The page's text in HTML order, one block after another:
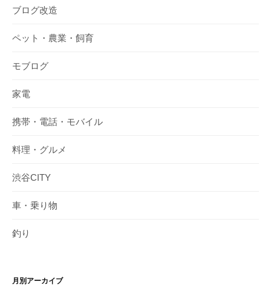
ブログ改造
ペット・農業・飼育
モブログ
家電
携帯・電話・モバイル
料理・グルメ
渋谷CITY
車・乗り物
釣り
月別アーカイブ